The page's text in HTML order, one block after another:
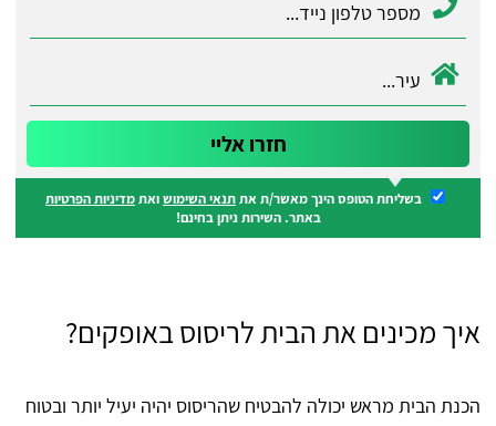
בשליחת הטופס הינך מאשר/ת אתתנאי השימושואתמדיניות הפרטיות
באתר. השירות ניתן בחינם!
איך מכינים את הבית לריסוס באופקים?
הכנת הבית מראש יכולה להבטיח שהריסוס יהיה יעיל יותר ובטוח